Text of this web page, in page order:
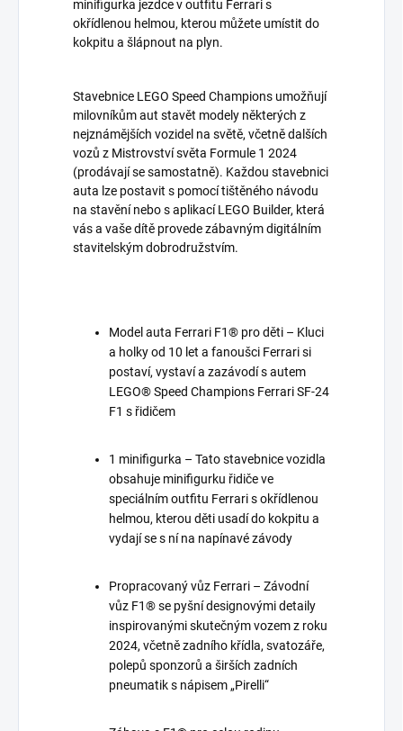
minifigurka jezdce v outfitu Ferrari s
okřídlenou helmou, kterou můžete umístit do
kokpitu a šlápnout na plyn.
Stavebnice LEGO Speed Champions umožňují
milovníkům aut stavět modely některých z
nejznámějších vozidel na světě, včetně dalších
vozů z Mistrovství světa Formule 1 2024
(prodávají se samostatně). Každou stavebnici
auta lze postavit s pomocí tištěného návodu
na stavění nebo s aplikací LEGO Builder, která
vás a vaše dítě provede zábavným digitálním
stavitelským dobrodružstvím.
Model auta Ferrari F1® pro děti – Kluci
a holky od 10 let a fanoušci Ferrari si
postaví, vystaví a zazávodí s autem
LEGO® Speed Champions Ferrari SF-24
F1 s řidičem
1 minifigurka – Tato stavebnice vozidla
obsahuje minifigurku řidiče ve
speciálním outfitu Ferrari s okřídlenou
helmou, kterou děti usadí do kokpitu a
vydají se s ní na napínavé závody
Propracovaný vůz Ferrari – Závodní
vůz F1® se pyšní designovými detaily
inspirovanými skutečným vozem z roku
2024, včetně zadního křídla, svatozáře,
polepů sponzorů a širších zadních
pneumatik s nápisem „Pirelli“